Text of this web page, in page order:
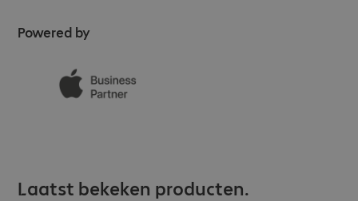
Powered by
Laatst bekeken producten.